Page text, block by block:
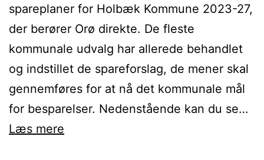
spareplaner for Holbæk Kommune 2023-27,
der berører Orø direkte. De fleste
kommunale udvalg har allerede behandlet
og indstillet de spareforslag, de mener skal
gennemføres for at nå det kommunale mål
for besparelser. Nedenstående kan du se…
Læs mere